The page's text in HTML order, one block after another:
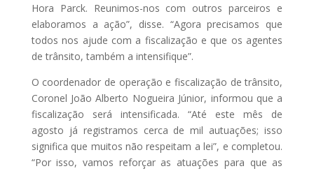
Hora Parck. Reunimos-nos com outros parceiros e
elaboramos a ação”, disse. “Agora precisamos que
todos nos ajude com a fiscalização e que os agentes
de trânsito, também a intensifique”.
O coordenador de operação e fiscalização de trânsito,
Coronel João Alberto Nogueira Júnior, informou que a
fiscalização será intensificada. “Até este mês de
agosto já registramos cerca de mil autuações; isso
significa que muitos não respeitam a lei”, e completou.
“Por isso, vamos reforçar as atuações para que as